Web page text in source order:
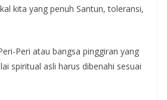
kita yang penuh Santun, toleransi,
Peri atau bangsa pinggiran yang
spiritual asli harus dibenahi sesuai